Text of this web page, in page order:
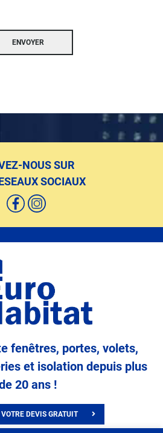
NOUS SUR
SOCIAUX
fenêtres, portes, volets,
et isolation depuis plus
20 ans !
DEVIS GRATUIT